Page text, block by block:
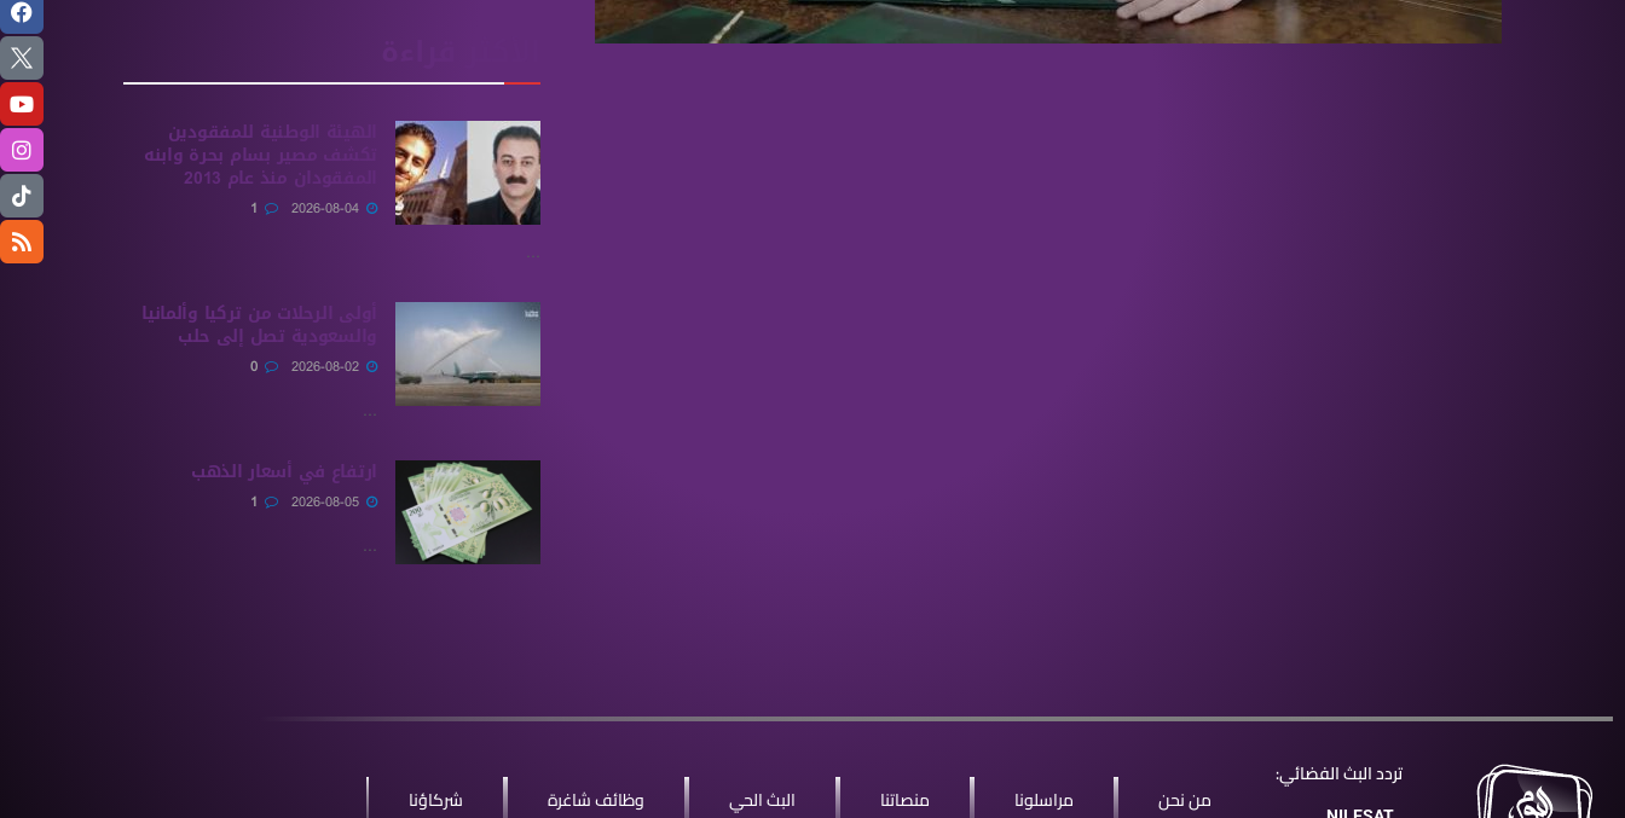
الهيئة الوطنية للمفقودين
تكشف مصير بسام بحرة وابنه
المفقودان منذ عام 2013
...
أولى الرحلات من ‏تركيا وألمانيا
والسعودية تصل إلى حلب
...
ارتفاع في أسعار الذهب
...
تردد البث الفضائي:
من نحن مراسلونا منصاتنا البث الحي وظائف شاغرة شركاؤنا